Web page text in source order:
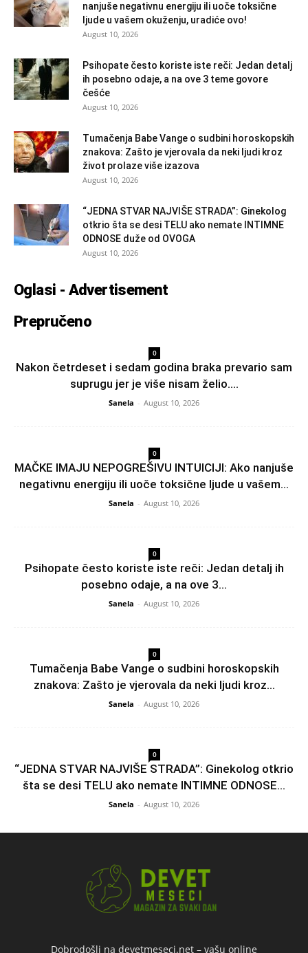
nanjuše negativnu energiju ili uoče toksične
ljude u vašem okuženju, uradiće ovo!
August 10, 2026
Psihopate često koriste iste reči: Jedan detalj
ih posebno odaje, a na ove 3 teme govore
češće
August 10, 2026
Tumačenja Babe Vange o sudbini horoskopskih
znakova: Zašto je vjerovala da neki ljudi kroz
život prolaze više izazova
August 10, 2026
“JEDNA STVAR NAJVIŠE STRADA”: Ginekolog
otkrio šta se desi TELU ako nemate INTIMNE
ODNOSE duže od OVOGA
August 10, 2026
Oglasi - Advertisement
Prepručeno
0
Nakon četrdeset i sedam godina braka prevario sam
suprugu jer je više nisam želio....
Sanela - August 10, 2026
0
MAČKE IMAJU NEPOGREŠIVU INTUICIJI: Ako nanjuše
negativnu energiju ili uoče toksične ljude u vašem...
Sanela - August 10, 2026
0
Psihopate često koriste iste reči: Jedan detalj ih
posebno odaje, a na ove 3...
Sanela - August 10, 2026
0
Tumačenja Babe Vange o sudbini horoskopskih
znakova: Zašto je vjerovala da neki ljudi kroz...
Sanela - August 10, 2026
0
“JEDNA STVAR NAJVIŠE STRADA”: Ginekolog otkrio
šta se desi TELU ako nemate INTIMNE ODNOSE...
Sanela - August 10, 2026
Dobrodošli na devetmeseci.net – vašu online